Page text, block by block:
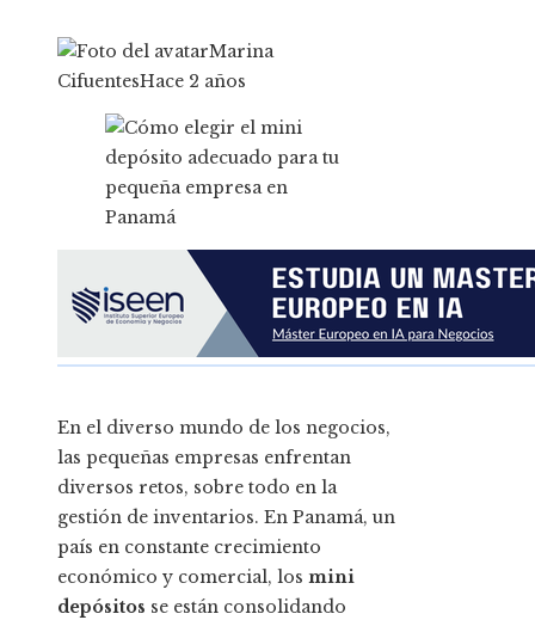
Marina
CifuentesHace 2 años
En el diverso mundo de los negocios,
las pequeñas empresas enfrentan
diversos retos, sobre todo en la
gestión de inventarios. En Panamá, un
país en constante crecimiento
económico y comercial, los mini
depósitos se están consolidando